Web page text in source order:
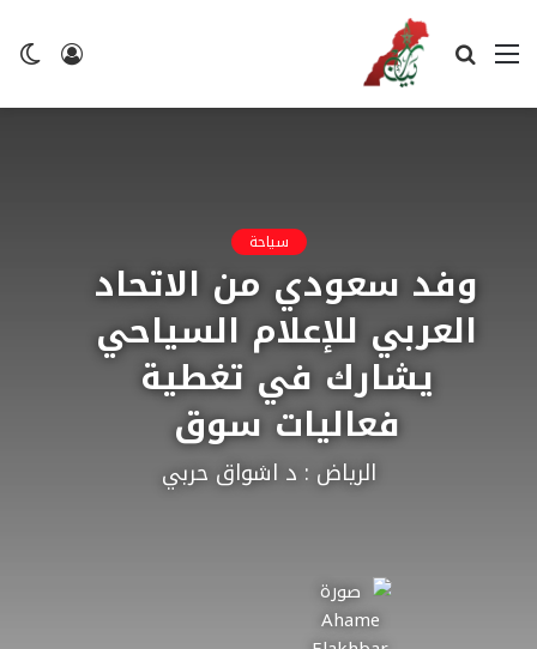
تسجيل
القائمة بحث
سياحة
وفد سعودي من الاتحاد
العربي للإعلام السياحي
يشارك في تغطية
فعاليات سوق
الرياض : د اشواق حربي